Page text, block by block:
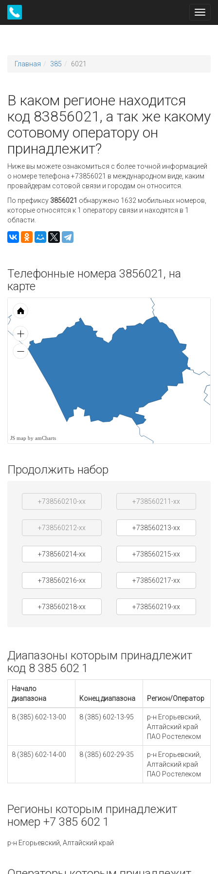
Главная 385 6021
В каком регионе находится
код 83856021, а так же какому
сотовому оператору он
принадлежит?
Ниже вы можете ознакомиться с более точной информацией
о номере телефона +73856021 в международном виде, каким
провайдерам сотовой связи и городам он относится.
По префиксу 3856021 обнаружено 1632 мобильных номеров,
которые относятся к 1 оператору связи и находятся в 1
области.
Телефонные номера 3856021, на
карте
JS map by amCharts
Продолжить набор
+738560210-xx +738560211-xx
+738560212-xx +738560213-xx
+738560214-xx +738560215-xx
+738560216-xx +738560217-xx
+738560218-xx +738560219-xx
Диапазоны которым принадлежит
код 8 385 602 1
Начало
диапазона
Конец диапазона Регион/Оператор
8 (385) 602-13-00 8 (385) 602-13-95
р-н Егорьевский,
Алтайский край
ПАО Ростелеком
8 (385) 602-14-00 8 (385) 602-29-35
р-н Егорьевский,
Алтайский край
ПАО Ростелеком
Регионы которым принадлежит
номер +7 385 602 1
р-н Егорьевский, Алтайский край